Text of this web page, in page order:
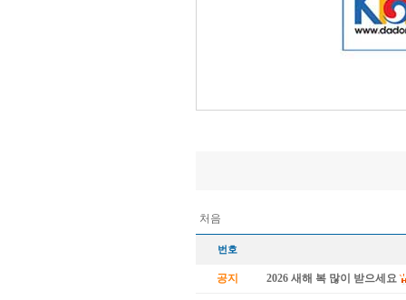
처음
번호
공지 2026 새해 복 많이 받으세요